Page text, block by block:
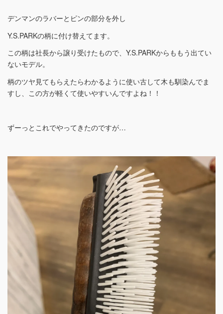
デンマンのラバーとピンの部分を外し
Y.S.PARKの柄に付け替えてます。
この柄は社長から譲り受けたもので、Y.S.PARKからももう出てい
ないモデル。
柄のツヤ見てもらえたらわかるように使い古して木も馴染んでま
すし、この方が軽くて使いやすいんですよね！！
ずーっとこれでやってきたのですが…